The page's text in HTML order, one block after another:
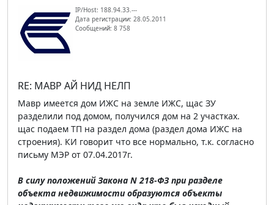
IP/Host: 188.94.33.---
Дата регистрации: 28.05.2011
Сообщений: 8 758
RE: МАВР АЙ НИД НЕЛП
Мавр имеется дом ИЖС на земле ИЖС, щас ЗУ
разделили под домом, получился дом на 2 участках.
щас подаем ТП на раздел дома (раздел дома ИЖС на
строения). КИ говорит что все нормально, т.к. согласно
письму МЭР от 07.04.2017г.
В силу положений Закона N 218-ФЗ при разделе
объекта недвижимости образуются объекты